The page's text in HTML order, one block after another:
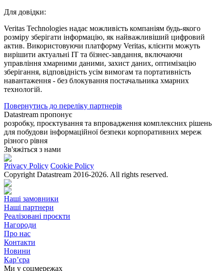
Для довідки:
Veritas Technologies надає можливість компаніям будь-якого
розміру зберігати інформацію, як найважливіший цифровий
актив. Використовуючи платформу Veritas, клієнти можуть
вирішити актуальні ІТ та бізнес-завдання, включаючи
управління хмарними даними, захист даних, оптимізацію
зберігання, відповідність усім вимогам та портативність
навантаження - без блокування постачальника хмарних
технологій.
Повернутись до перелiку партнерiв
Datastream пропонує
розробку, проєктування та впровадження комплексних рішень
для побудови інформаційної безпеки корпоративних мереж
різного рівня
Зв'яжіться з нами
Privacy Policy Cookie Policy
Copyright Datastream 2016-2026. All rights reserved.
Наші замовники
Наші партнери
Реалізовані проєкти
Нагороди
Про нас
Контакти
Новини
Кар’єра
Ми у соцмережах